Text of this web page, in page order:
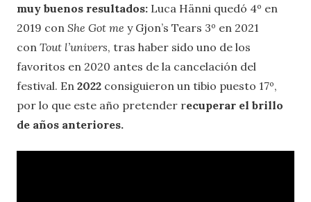
muy buenos resultados: Luca Hänni quedó 4º en
2019 con She Got me y Gjon’s Tears 3º en 2021
con Tout l’univers, tras haber sido uno de los
favoritos en 2020 antes de la cancelación del
festival. En 2022 consiguieron un tibio puesto 17º,
por lo que este año pretender recuperar el brillo
de años anteriores.